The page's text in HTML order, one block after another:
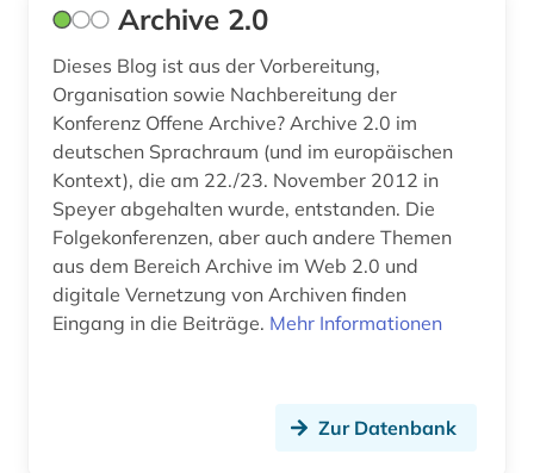
digitale edition (1)
digitale medien (1)
digitale musikalien (2)
digitalisat (7)
digitalisierung (11)
discovery service (1)
dokumentlieferung (1)
Archive 2.0
Dieses Blog ist aus der Vorbereitung,
Organisation sowie Nachbereitung der
Konferenz Offene Archive? Archive 2.0 im
deutschen Sprachraum (und im europäischen
Kontext), die am 22./23. November 2012 in
Speyer abgehalten wurde, entstanden. Die
Folgekonferenzen, aber auch andere Themen
aus dem Bereich Archive im Web 2.0 und
digitale Vernetzung von Archiven finden
Eingang in die Beiträge. Mehr Informationen
Zur Datenbank